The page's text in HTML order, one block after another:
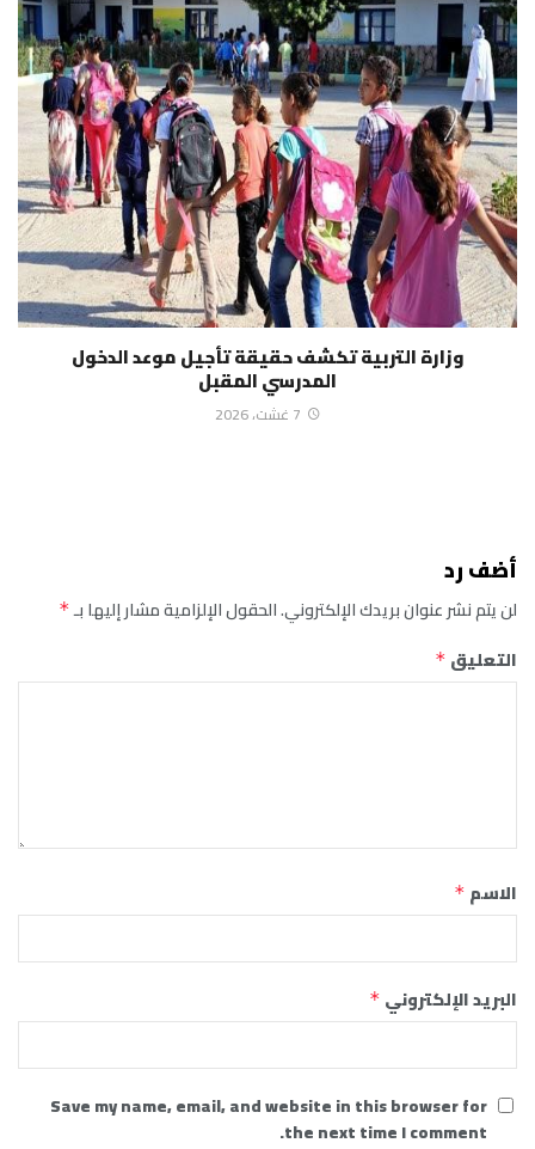
وزارة التربية تكشف حقيقة تأجيل موعد الدخول
المدرسي المقبل
7 غشت، 2026
أضف رد
لن يتم نشر عنوان بريدك الإلكتروني.الحقول الإلزامية مشار إليها بـ*
التعليق *
الاسم *
البريد الإلكتروني *
Save my name, email, and website in this browser for
the next time I comment.